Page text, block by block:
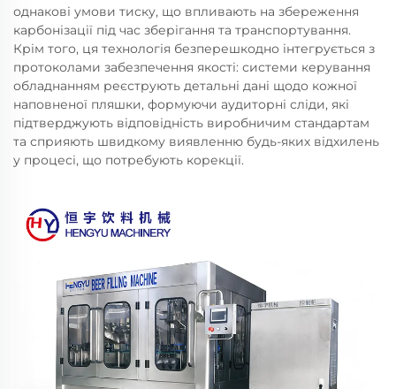
однакові умови тиску, що впливають на збереження
карбонізації під час зберігання та транспортування.
Крім того, ця технологія безперешкодно інтегрується з
протоколами забезпечення якості: системи керування
обладнанням реєструють детальні дані щодо кожної
наповненої пляшки, формуючи аудиторні сліди, які
підтверджують відповідність виробничим стандартам
та сприяють швидкому виявленню будь-яких відхилень
у процесі, що потребують корекції.